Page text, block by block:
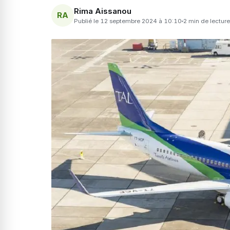
RA Rima Aissanou
Publié le 12 septembre 2024 à 10:10 2 min de lecture